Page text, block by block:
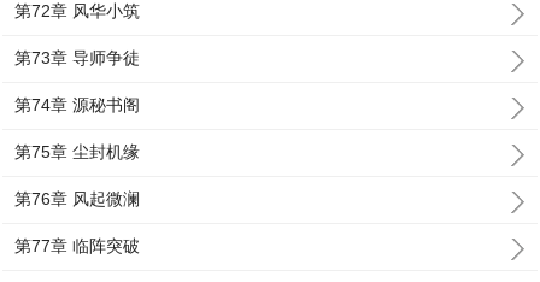
第72章 风华小筑
第73章 导师争徒
第74章 源秘书阁
第75章 尘封机缘
第76章 风起微澜
第77章 临阵突破